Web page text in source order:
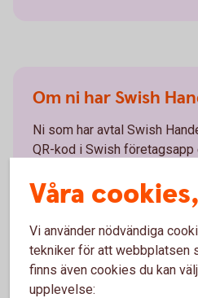
Om ni har Swish
Ni som har avtal Swish
QR-kod i Swish
Se inkommande
Administrera användare
Hantera återbetalningar.
Våra
Vi använder nödvändiga
tekniker för att webbplatsen
finns även cookies du kan
upplevelse: